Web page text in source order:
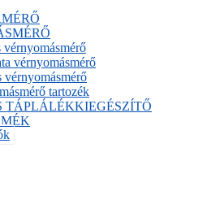
vérnyomásmérő
vérnyomásmérő
vérnyomásmérő
tartozék
TÁPLÁLÉKKIEGÉSZÍTŐ